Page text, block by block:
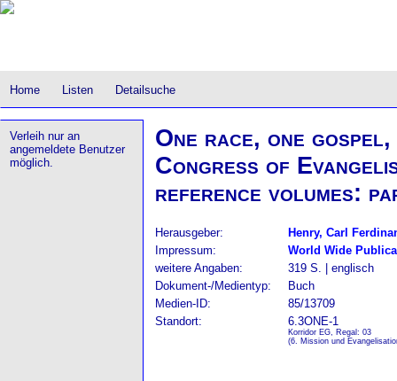
Home Listen Detailsuche
Verleih nur an
angemeldete Benutzer
möglich.
One race, one
Congress of
reference volumes:
Herausgeber:
Henry, Carl
Impressum:
World Wide
weitere Angaben:
319 S. | englisch
Dokument-/Medientyp:
Buch
Medien-ID:
85/13709
Standort:
6.3ONE-1
Korridor EG, Regal: 03
(6. Mission und